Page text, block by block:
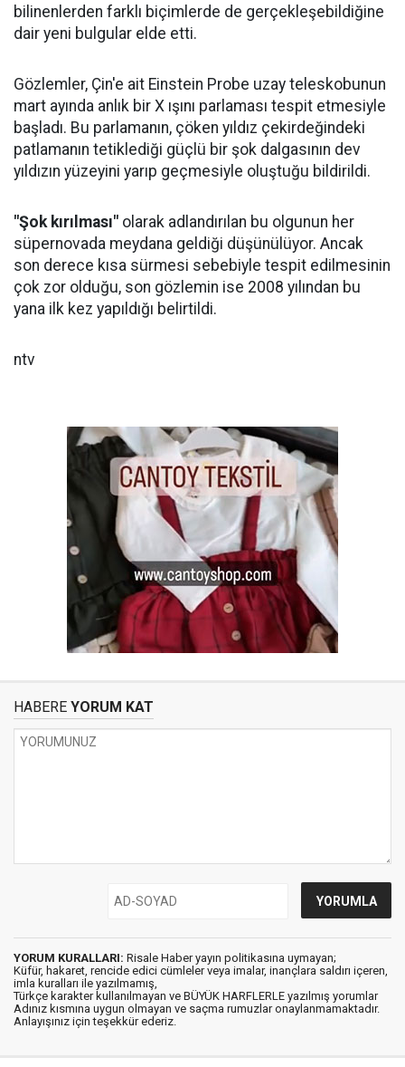
bilinenlerden farklı biçimlerde de gerçekleşebildiğine
dair yeni bulgular elde etti.
Gözlemler, Çin'e ait Einstein Probe uzay teleskobunun
mart ayında anlık bir X ışını parlaması tespit etmesiyle
başladı. Bu parlamanın, çöken yıldız çekirdeğindeki
patlamanın tetiklediği güçlü bir şok dalgasının dev
yıldızın yüzeyini yarıp geçmesiyle oluştuğu bildirildi.
"Şok kırılması" olarak adlandırılan bu olgunun her
süpernovada meydana geldiği düşünülüyor. Ancak
son derece kısa sürmesi sebebiyle tespit edilmesinin
çok zor olduğu, son gözlemin ise 2008 yılından bu
yana ilk kez yapıldığı belirtildi.
ntv
HABERE YORUM KAT
YORUM KURALLARI: Risale Haber yayın politikasına uymayan;
Küfür, hakaret, rencide edici cümleler veya imalar, inançlara saldırı içeren,
imla kuralları ile yazılmamış,
Türkçe karakter kullanılmayan ve BÜYÜK HARFLERLE yazılmış yorumlar
Adınız kısmına uygun olmayan ve saçma rumuzlar onaylanmamaktadır.
Anlayışınız için teşekkür ederiz.